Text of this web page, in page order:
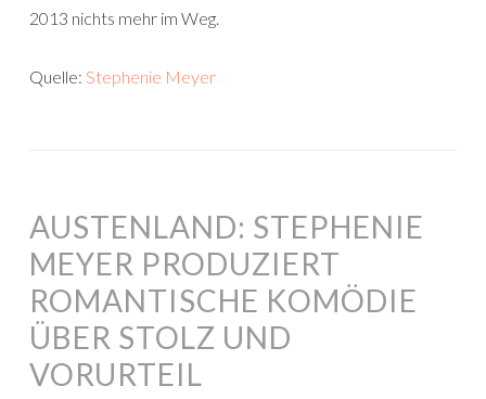
2013 nichts mehr im Weg.
Quelle: Stephenie Meyer
AUSTENLAND: STEPHENIE
MEYER PRODUZIERT
ROMANTISCHE KOMÖDIE
ÜBER STOLZ UND
VORURTEIL